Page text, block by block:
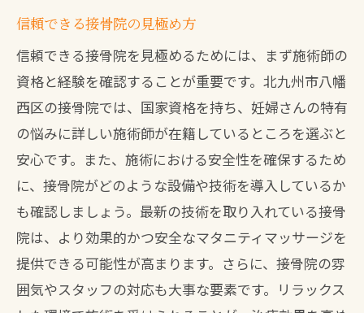
信頼できる接骨院の見極め方
信頼できる接骨院を見極めるためには、まず施術師の
資格と経験を確認することが重要です。北九州市八幡
西区の接骨院では、国家資格を持ち、妊婦さんの特有
の悩みに詳しい施術師が在籍しているところを選ぶと
安心です。また、施術における安全性を確保するため
に、接骨院がどのような設備や技術を導入しているか
も確認しましょう。最新の技術を取り入れている接骨
院は、より効果的かつ安全なマタニティマッサージを
提供できる可能性が高まります。さらに、接骨院の雰
囲気やスタッフの対応も大事な要素です。リラックス